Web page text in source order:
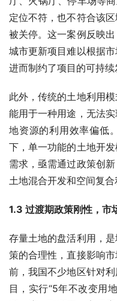
定位不符，也不符合该
被关停。这一案例反映
城市更新项目难以根据
进而制约了项目的可持续
此外，传统的土地利用
能用于一种用途，无法
地资源的利用效率偏低
下，单一功能的土地开
需求，亟需通过政策创
土地混合开发和空间复合
1.3 过渡期政策刚性，市
存量土地的盘活利用，
策的合理性，直接影响
前，我国不少地区针对
目，实行“5年不改变用